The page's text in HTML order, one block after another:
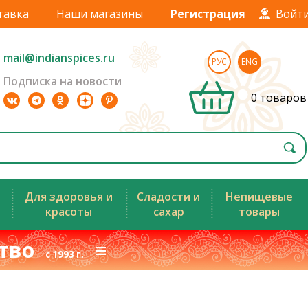
Наши магазины Регистрация
mail@indianspices.ru
Подписка на новости
РУС ENG
0 товаров
Для здоровья и
красоты
Сладости и
сахар
Непищевые
товары
с 1993 г.≡